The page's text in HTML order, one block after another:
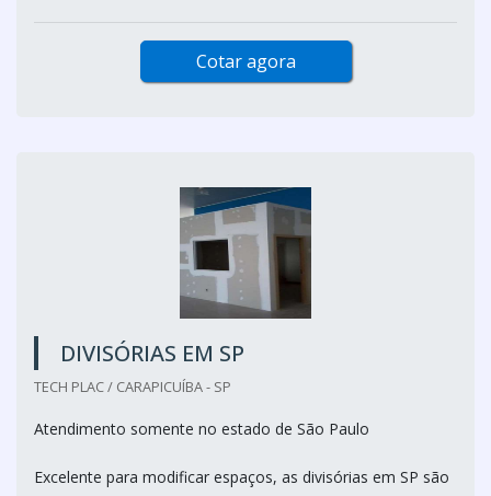
Cotar agora
DIVISÓRIAS EM SP
TECH PLAC / CARAPICUÍBA - SP
Atendimento somente no estado de São Paulo
Excelente para modificar espaços, as divisórias em SP são